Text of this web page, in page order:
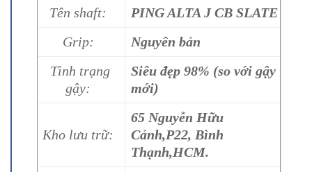
Tên shaft:
PING ALTA J CB SLATE
Grip:
Nguyên bản
Tình trạng
gậy:
Siêu đẹp 98% (so với gậy
mới)
Kho lưu trữ:
65 Nguyễn Hữu
Cảnh,P22, Bình
Thạnh,HCM.